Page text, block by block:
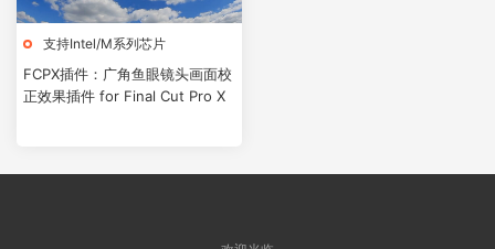
支持Intel/M系列芯片
FCPX插件：广角鱼眼镜头画面校
正效果插件 for Final Cut Pro X